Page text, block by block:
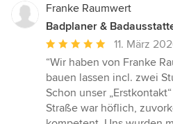
Franke Raumwert
Badplaner &
Durchschnittliche
Bewertung:
5
von
5
Sternen
11. März
“Wir haben von Franke
bauen lassen incl. zwei
Schon unser
Straße war höflich,